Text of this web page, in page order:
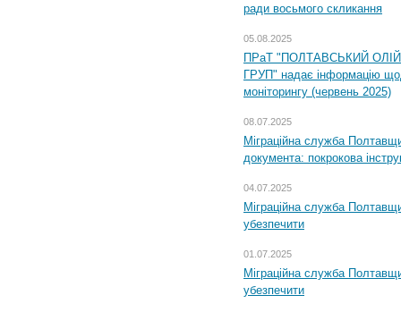
ради восьмого скликання
05.08.2025
ПРаТ "ПОЛТАВСЬКИЙ
ГРУП" надає інформацію
моніторингу (червень 2025)
08.07.2025
Міграційна служба
документа: покрокова
04.07.2025
Міграційна служба
убезпечити
01.07.2025
Міграційна служба
убезпечити